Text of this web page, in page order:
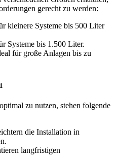
gerecht zu werden:
kleinere Systeme bis 500 Liter
Systeme bis 1.500 Liter.
für große Anlagen bis zu
optimal zu nutzen, stehen folgende
die Installation in
langfristigen